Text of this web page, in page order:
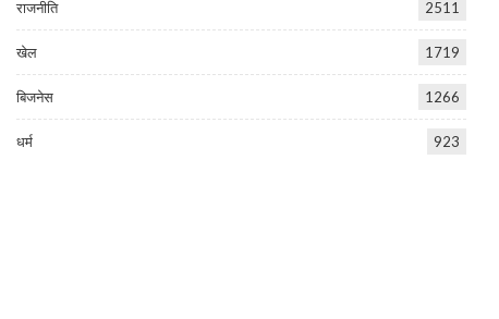
राजनीति 2511
खेल 1719
बिजनेस 1266
धर्म 923